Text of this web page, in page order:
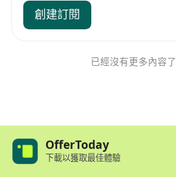
創建訂閱
已經沒有更多內容了
OfferToday
下載以獲取最佳體驗